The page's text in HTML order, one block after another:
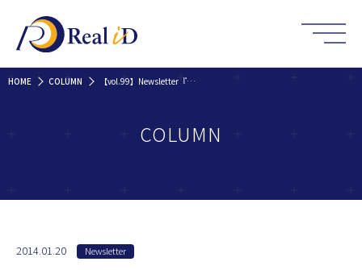
HOME COLUMN 【vol.99】Newsletter『2014年のデジタル・ITサービストレンドを予測してみました。』
COLUMN
2014.01.20 Newsletter